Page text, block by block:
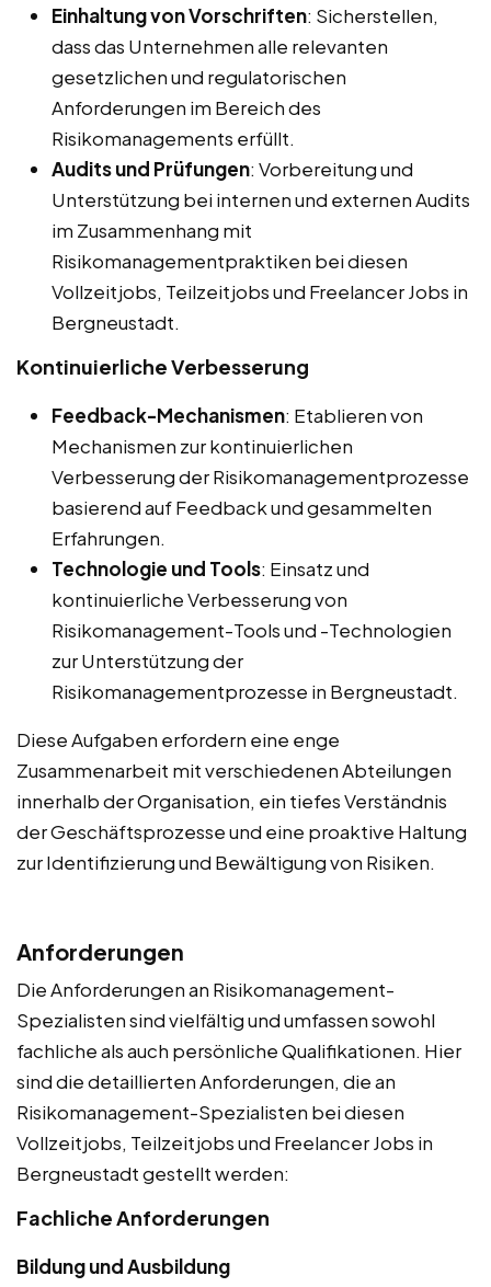
Einhaltung von Vorschriften: Sicherstellen,
dass das Unternehmen alle relevanten
gesetzlichen und regulatorischen
Anforderungen im Bereich des
Risikomanagements erfüllt.
Audits und Prüfungen: Vorbereitung und
Unterstützung bei internen und externen Audits
im Zusammenhang mit
Risikomanagementpraktiken bei diesen
Vollzeitjobs, Teilzeitjobs und Freelancer Jobs in
Bergneustadt.
Kontinuierliche Verbesserung
Feedback-Mechanismen: Etablieren von
Mechanismen zur kontinuierlichen
Verbesserung der Risikomanagementprozesse
basierend auf Feedback und gesammelten
Erfahrungen.
Technologie und Tools: Einsatz und
kontinuierliche Verbesserung von
Risikomanagement-Tools und -Technologien
zur Unterstützung der
Risikomanagementprozesse in Bergneustadt.
Diese Aufgaben erfordern eine enge
Zusammenarbeit mit verschiedenen Abteilungen
innerhalb der Organisation, ein tiefes Verständnis
der Geschäftsprozesse und eine proaktive Haltung
zur Identifizierung und Bewältigung von Risiken.
Anforderungen
Die Anforderungen an Risikomanagement-
Spezialisten sind vielfältig und umfassen sowohl
fachliche als auch persönliche Qualifikationen. Hier
sind die detaillierten Anforderungen, die an
Risikomanagement-Spezialisten bei diesen
Vollzeitjobs, Teilzeitjobs und Freelancer Jobs in
Bergneustadt gestellt werden:
Fachliche Anforderungen
Bildung und Ausbildung